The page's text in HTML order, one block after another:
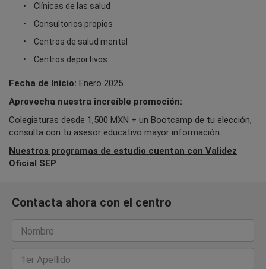
Clínicas de las salud
Consultorios propios
Centros de salud mental
Centros deportivos
Fecha de Inicio: Enero 2025
Aprovecha nuestra increíble promoción:
Colegiaturas desde 1,500 MXN + un Bootcamp de tu elección,
consulta con tu asesor educativo mayor información.
Nuestros programas de estudio cuentan con Validez
Oficial SEP
Contacta ahora con el centro
Nombre
1er Apellido